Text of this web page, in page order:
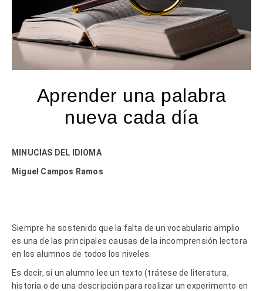
Aprender una palabra
nueva cada día
MINUCIAS DEL IDIOMA
Miguel Campos Ramos
Siempre he sostenido que la falta de un vocabulario amplio
es una de las principales causas de la incomprensión lectora
en los alumnos de todos los niveles.
Es decir, si un alumno lee un texto (trátese de literatura,
historia o de una descripción para realizar un experimento en